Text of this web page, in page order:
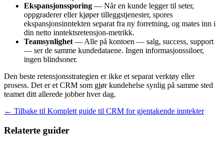
Ekspansjonssporing — Når en kunde legger til seter,
oppgraderer eller kjøper tilleggstjenester, spores
ekspansjonsinntekten separat fra ny forretning, og mates inn i
din netto inntektsretensjon-metrikk.
Teamsynlighet — Alle på kontoen — salg, success, support
— ser de samme kundedataene. Ingen informasjonssiloer,
ingen blindsoner.
Den beste retensjonsstrategien er ikke et separat verktøy eller
prosess. Det er et CRM som gjør kundehelse synlig på samme sted
teamet ditt allerede jobber hver dag.
← Tilbake til Komplett guide til CRM for gjentakende inntekter
Relaterte guider